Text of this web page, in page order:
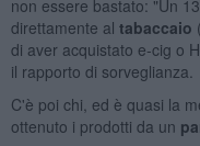
non essere bastato: "Un
direttamente al tabaccaio
di aver acquistato e-cig o
il rapporto di sorveglianza.
C'è poi chi, ed è quasi la
ottenuto i prodotti da un